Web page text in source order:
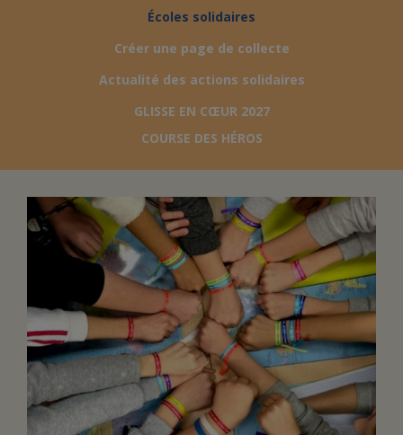
FAIRE UN DON
ESPACE PRESSE
JE DEVIENS
BÉNÉVOLE
DEVENIR
UN PETIT PRINCE
Écoles solidaires
Créer une page de collecte
Actualité des actions solidaires
GLISSE EN CŒUR 2027
COURSE DES HÉROS